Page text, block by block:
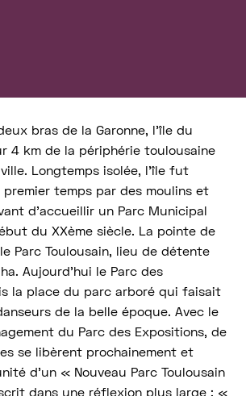
bras de la Garonne, l’île du
4 km de la périphérie toulousaine
Longtemps isolée, l’île fut
premier temps par des moulins et
d’accueillir un Parc Municipal
du XXème siècle. La pointe de
le Parc Toulousain, lieu de détente
Aujourd’hui le Parc des
la place du parc arboré qui faisait
de la belle époque. Avec le
du Parc des Expositions, de
se libèrent prochainement et
d’un « Nouveau Parc Toulousain
dans une réflexion plus large : «